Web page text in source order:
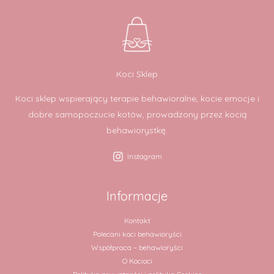
Koci Sklep
Koci sklep wspierający terapie behawioralne, kocie emocje i
dobre samopoczucie kotów, prowadzony przez kocią
behawiorystkę.
Instagram
Informacje
Kontakt
Polecani koci behawioryści
Współpraca – behawioryści
O Kocioci